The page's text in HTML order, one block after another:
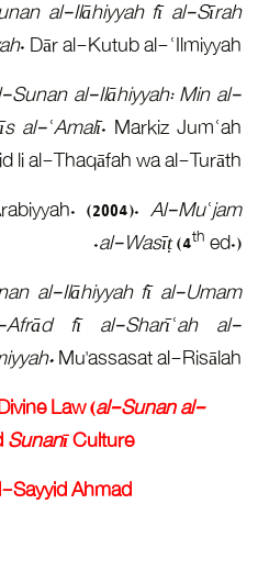
Kuhooss,
Waʿy al-
Majmaʿ
Zaydān,
wa al-
The